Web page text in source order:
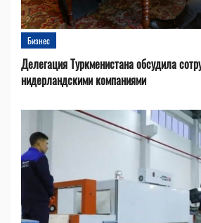
Бизнес
Делегация Туркменистана обсудила
нидерландскими компаниями